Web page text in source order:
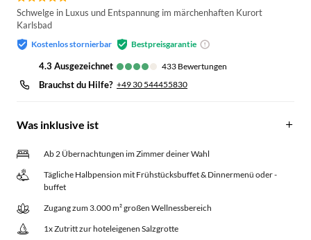
Schwelge in Luxus und Entspannung im märchenhaften Kurort
Karlsbad
Kostenlos stornierbar Bestpreisgarantie
4.3 ausgezeichnet 433 Bewertungen
Brauchst du Hilfe? +49 30 544455830
Was inklusive ist
Ab 2 Übernachtungen im Zimmer deiner Wahl
Tägliche Halbpension mit Frühstücksbuffet & Dinnermenü oder -
buffet
Zugang zum 3.000 m² großen Wellnessbereich
1x Zutritt zur hoteleigenen Salzgrotte